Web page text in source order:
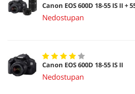
Canon EOS 600D 18-55 IS II +
Nedostupan
Canon EOS 600D 18-55 IS II
Nedostupan